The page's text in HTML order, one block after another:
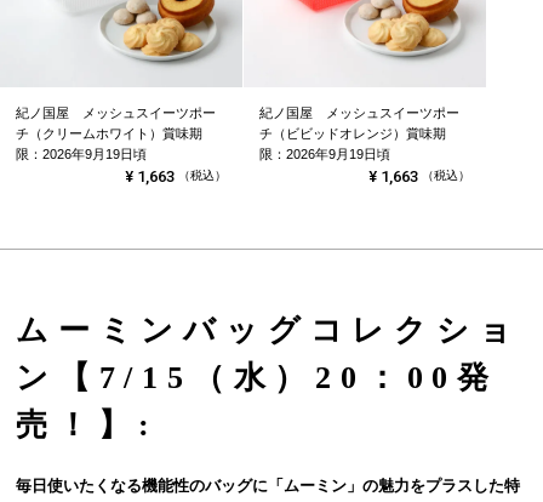
紀ノ国屋 メッシュスイーツポー
チ（クリームホワイト）賞味期
限：2026年9月19日頃
¥ 1,663 （税込）
紀ノ国屋 メッシュスイーツポー
チ（ビビッドオレンジ）賞味期
限：2026年9月19日頃
¥ 1,663 （税込）
ムーミンバッグコレクショ
ン【7/15（水）20：00発
売！】:
毎日使いたくなる機能性のバッグに「ムーミン」の魅力をプラスした特